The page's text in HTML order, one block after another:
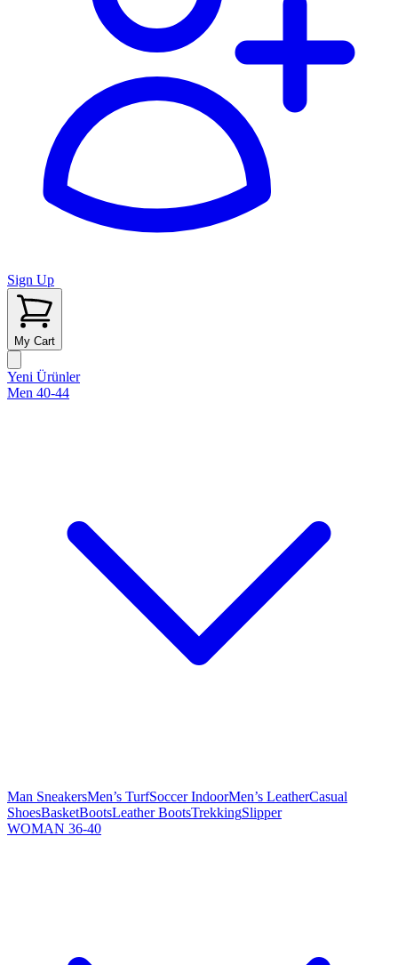
Sign Up
My Cart
Yeni Ürünler
Men 40-44
Man SneakersMen’s TurfSoccer IndoorMen’s LeatherCasual
ShoesBasketBootsLeather BootsTrekkingSlipper
WOMAN 36-40